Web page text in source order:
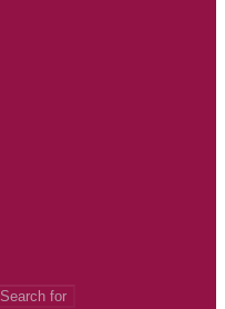
Search for